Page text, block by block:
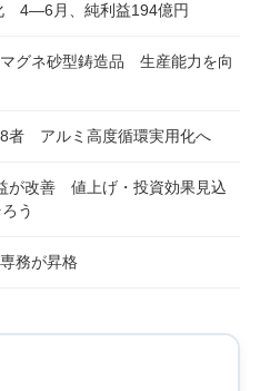
4―6月、純利益194億円
グネ砂型鋳造品 生産能力を向
8者 アルミ高度循環実用化へ
改善 値上げ・投資効果見込
う
務が昇格